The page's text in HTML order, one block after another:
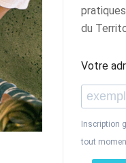
du
Votre
Inscription
tout